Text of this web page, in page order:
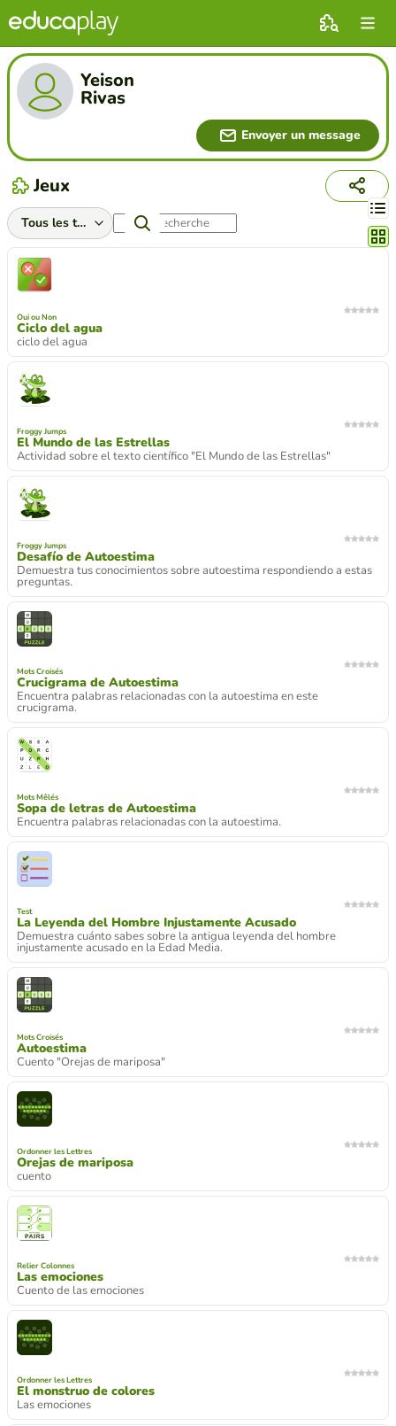
Yeison
Rivas
Envoyer un message
Jeux
Oui ou Non
Ciclo del agua
ciclo del agua
Froggy Jumps
El Mundo de las Estrellas
Actividad sobre el texto científico "El Mundo de las Estrellas"
Froggy Jumps
Desafío de Autoestima
Demuestra tus conocimientos sobre autoestima respondiendo a estas
preguntas.
Mots Croisés
Crucigrama de Autoestima
Encuentra palabras relacionadas con la autoestima en este
crucigrama.
Mots Mêlés
Sopa de letras de Autoestima
Encuentra palabras relacionadas con la autoestima.
Test
La Leyenda del Hombre Injustamente Acusado
Demuestra cuánto sabes sobre la antigua leyenda del hombre
injustamente acusado en la Edad Media.
Mots Croisés
Autoestima
Cuento "Orejas de mariposa"
Ordonner les Lettres
Orejas de mariposa
cuento
Relier Colonnes
Las emociones
Cuento de las emociones
Ordonner les Lettres
El monstruo de colores
Las emociones